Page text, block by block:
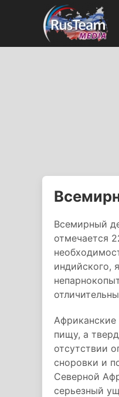
Всемирный
отмечается
индийского,
Африканские
пищу, а
отсутствии
сноровки и
Северной
серьезный